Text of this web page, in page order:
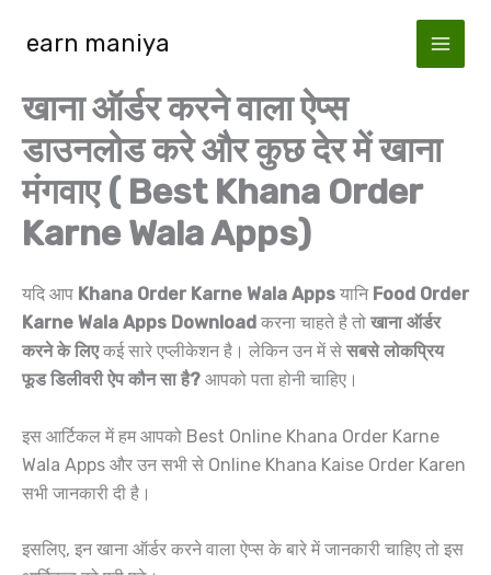
earn maniya
खाना ऑर्डर करने वाला ऐप्स
डाउनलोड करे और कुछ देर में खाना
मंगवाए ( Best Khana Order
Karne Wala Apps)
यदि आप Khana Order Karne Wala Apps यानि Food Order
Karne Wala Apps Download करना चाहते है तो खाना ऑर्डर
करने के लिएकई सारे एप्लीकेशन है। लेकिन उन में से सबसे लोकप्रिय
फूड डिलीवरी ऐप कौन सा है? आपको पता होनी चाहिए।
इस आर्टिकल में हम आपको Best Online Khana Order Karne
Wala Apps और उन सभी से Online Khana Kaise Order Karen
सभी जानकारी दी है।
इसलिए, इन खाना ऑर्डर करने वाला ऐप्स के बारे में जानकारी चाहिए तो इस